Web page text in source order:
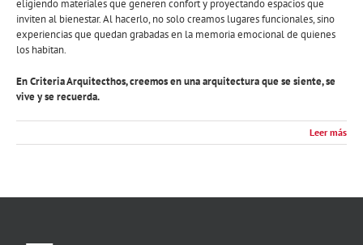
eligiendo materiales que generen confort y proyectando espacios que
inviten al bienestar. Al hacerlo, no solo creamos lugares funcionales, sino
experiencias que quedan grabadas en la memoria emocional de quienes
los habitan.
En Criteria Arquitecthos, creemos en una arquitectura que se siente, se
vive y se recuerda.
Leer más